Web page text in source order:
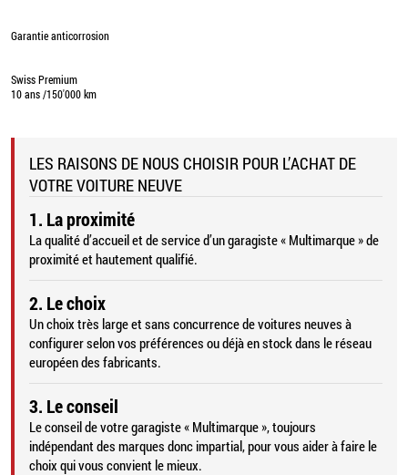
Garantie anticorrosion
Swiss Premium
10 ans /150'000 km
LES RAISONS DE NOUS CHOISIR POUR L’ACHAT DE
VOTRE VOITURE NEUVE
1. La proximité
La qualité d’accueil et de service d’un garagiste « Multimarque » de
proximité et hautement qualifié.
2. Le choix
Un choix très large et sans concurrence de voitures neuves à
configurer selon vos préférences ou déjà en stock dans le réseau
européen des fabricants.
3. Le conseil
Le conseil de votre garagiste « Multimarque », toujours
indépendant des marques donc impartial, pour vous aider à faire le
choix qui vous convient le mieux.